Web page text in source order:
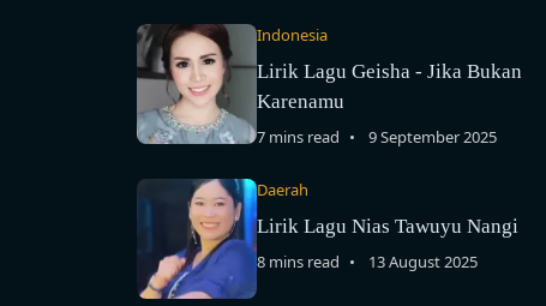
Indonesia
Lirik Lagu Geisha - Jika Bukan
Karenamu
7 mins read 9 September 2025
Daerah
Lirik Lagu Nias Tawuyu Nangi
8 mins read 13 August 2025